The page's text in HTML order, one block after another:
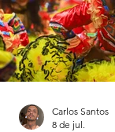
Carlos Santos
8 de jul.